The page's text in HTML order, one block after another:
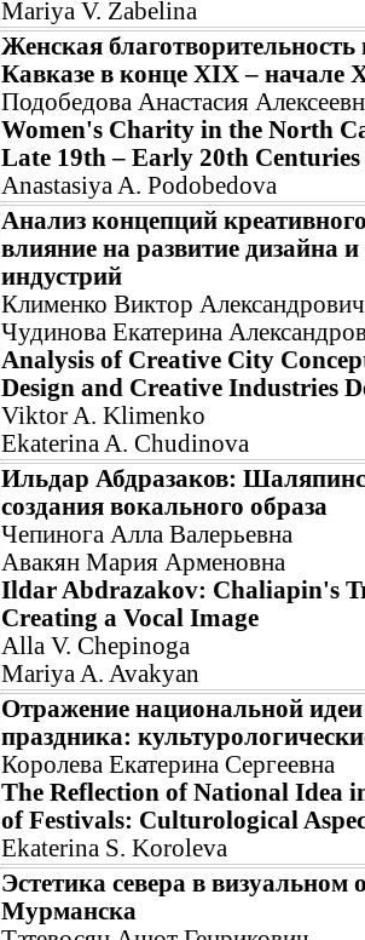
Mariya V. Zabelina
Женская
Кавказе в конце XIX – начале
Подобедова Анастасия
Women's Charity in the North
Late 19th – Early 20th Centuries
Anastasiya A. Podobedova
Анализ концепций
влияние на развитие дизайна
индустрий
Клименко Виктор Александрович
Чудинова Екатерина
Analysis of Creative City
Design and Creative Industries
Viktor A. Klimenko
Ekaterina A. Chudinova
Ильдар Абдразаков:
создания вокального образа
Чепинога Алла Валерьевна
Авакян Мария Арменовна
Ildar Abdrazakov: Chaliapin's
Creating a Vocal Image
Alla V. Chepinoga
Mariya A. Avakyan
Отражение национальной идеи
праздника:
Королева Екатерина Сергеевна
The Reflection of National Idea
of Festivals: Culturological
Ekaterina S. Koroleva
Эстетика севера в визуальном
Мурманска